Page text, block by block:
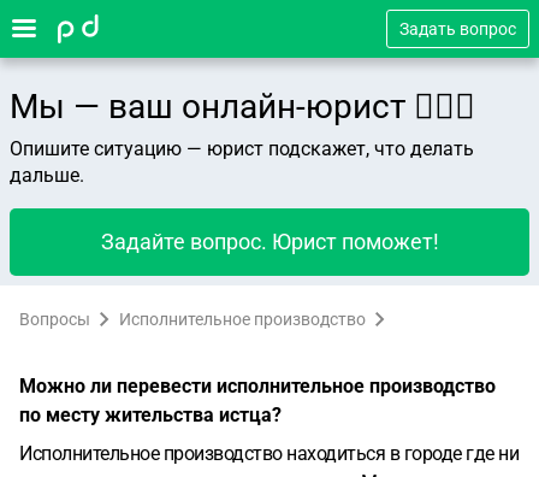
Задать вопрос
Мы — ваш онлайн-юрист 👨🏻‍⚖️
Опишите ситуацию — юрист подскажет, что делать
дальше.
Задайте вопрос. Юрист поможет!
Вопросы Исполнительное производство
Можно ли перевести исполнительное производство
по месту жительства истца?
Исполнительное производство находиться в городе где ни